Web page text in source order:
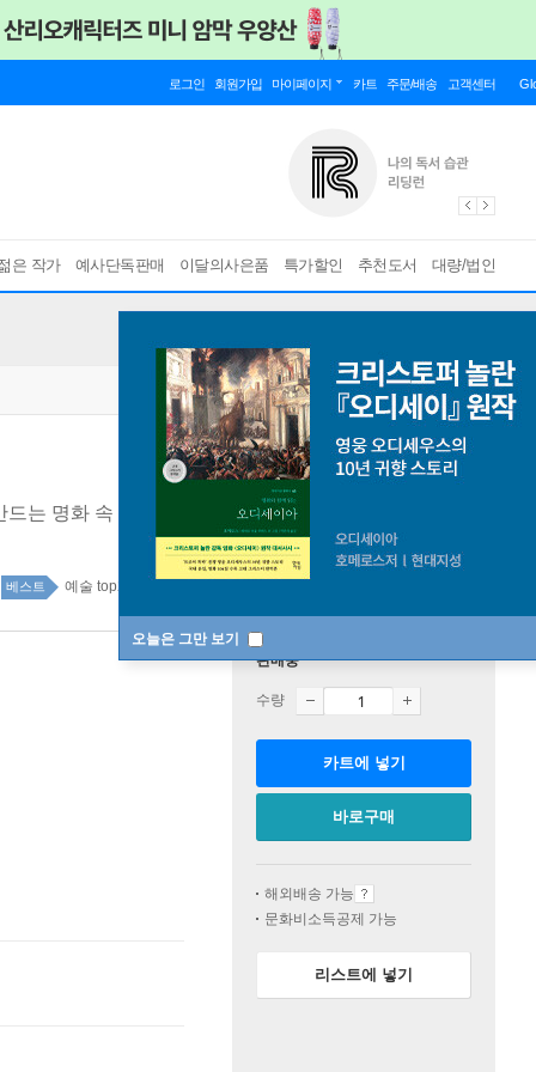
로그인 회원가입 마이페이지 카트 주문/배송 고객센터
은 작가 예사단독판매 이달의사은품 특가할인 추천도서 대량/법인
오늘은 그만 보기
는 명화 속 여름 이야기
베스트 예술 top20 4주
판매중
수량
카트에 넣기
바로구매
해외배송 가능
문화비소득공제 가능
리스트에 넣기